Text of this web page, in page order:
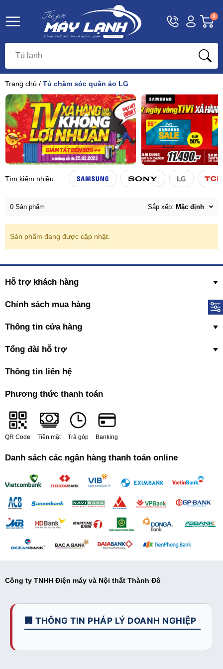
Hotline
1800
Tài
khoản
Khách
0
Trang chủ / Tủ chăm sóc quần áo LG
Tìm kiếm nhiều:
0 Sản phẩm Sắp xếp: Mặc định
Sản phẩm đang được cập nhật.
Hỗ trợ khách hàng
Chính sách mua hàng
Thông tin cửa hàng
Tổng đài hỗ trợ
Thông tin liên hệ
Phương thức thanh toán
QR Code Tiền mặt Trả góp Banking
Danh sách các ngân hàng thanh toán online
Công ty TNHH Điện máy và Nội thất Thành Đô
🏢 THÔNG TIN PHÁP LÝ DOANH NGHIỆP